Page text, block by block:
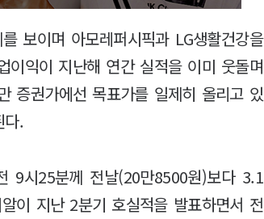
보이며 아모레퍼시픽과 LG생활건강을
이익이 지난해 연간 실적을 이미 웃돌며
증권가에선 목표가를 일제히 올리고 있
다.
9시25분께 전날(20만8500원)보다 3.1
이 지난 2분기 호실적을 발표하면서 전